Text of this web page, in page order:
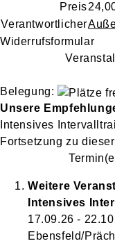
Preis
Verantwortlicher
Widerrufsformular
Belegung:
Unsere
Intensives
Fortsetzung zu
Weitere
Intensives
17.09.26 -
Ebensfeld/